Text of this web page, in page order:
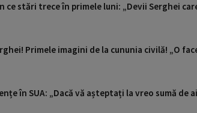
ce stări trece în primele luni: „Devii Serghei
Primele imagini de la cununia civilă! „O
în SUA: „Dacă vă așteptați la vreo sumă de